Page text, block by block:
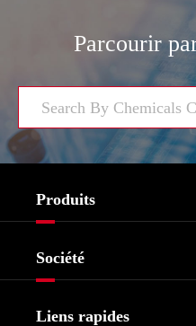
Parcourir
Produits
Biochimique
Société
Liens rapides